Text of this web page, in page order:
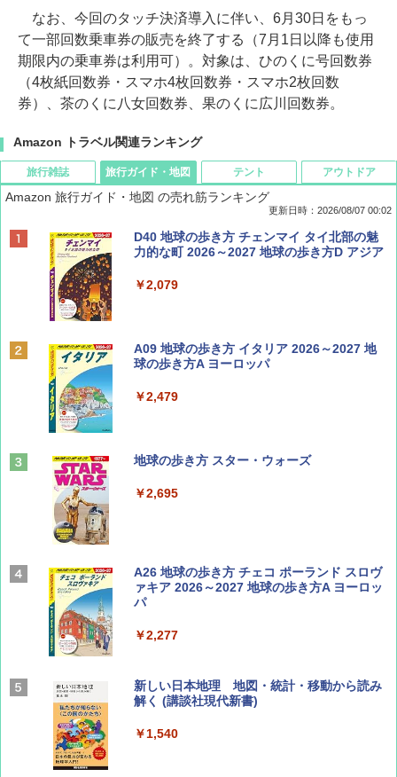
なお、今回のタッチ決済導入に伴い、6月30日をもっ
て一部回数乗車券の販売を終了する（7月1日以降も使用
期限内の乗車券は利用可）。対象は、ひのくに号回数券
（4枚紙回数券・スマホ4枚回数券・スマホ2枚回数
券）、茶のくに八女回数券、果のくに広川回数券。
Amazon トラベル関連ランキング
旅行雑誌
ディズニーファン ２０２６年 ９月号 [雑
誌] (ＤＩＳＮＥＹ ＦＡＮ)
￥713
BE-PAL(ビ-パル) 2026年 9 月号【特別付録:
SOTO ミニマル"旅"財布 ランダム2種】
￥1,500
山と溪谷 2026年8月号「南アルプス大全」
￥1,540
Coyote No.89 特集 星野道夫 夢見る旅
￥1,540
AIRLINE（エアライン）2026年9月号【特
集】ボーイング110周年を祝して！
￥1,760
旅行ガイド・地図
Amazon 旅行ガイド・地図 の売れ筋ランキング
更新日時：2026/08/07 00:02
D40 地球の歩き方 チェンマイ タイ北部の魅
力的な町 2026～2027 地球の歩き方D アジア
￥2,079
A09 地球の歩き方 イタリア 2026～2027 地
球の歩き方A ヨーロッパ
￥2,479
地球の歩き方 スター・ウォーズ
￥2,695
A26 地球の歩き方 チェコ ポーランド スロヴ
ァキア 2026～2027 地球の歩き方A ヨーロッ
パ
￥2,277
新しい日本地理 地図・統計・移動から読み
解く (講談社現代新書)
￥1,540
テント アウトドア